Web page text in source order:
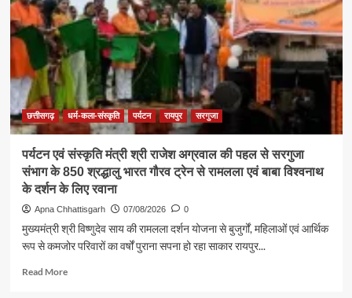
विकास
की
बड़ी
शक्ति
राजेश
अग्रवाल
छत्तीसगढ़ धर्म-कला-संस्कृति पर्यटन रायपुर सरगुजा
पर्यटन एवं संस्कृति मंत्री श्री राजेश अग्रवाल की पहल से सरगुजा
संभाग के 850 श्रद्धालु भारत गौरव ट्रेन से रामलला एवं बाबा विश्वनाथ
के दर्शन के लिए रवाना
Apna Chhattisgarh 07/08/2026 0
मुख्यमंत्री श्री विष्णुदेव साय की रामलला दर्शन योजना से बुजुर्गों, महिलाओं एवं आर्थिक
रूप से कमजोर परिवारों का वर्षों पुराना सपना हो रहा साकार रायपुर...
Read MoreRead